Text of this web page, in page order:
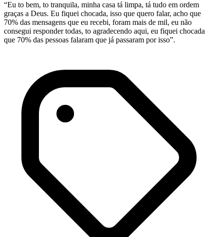
“Eu to bem, to tranquila, minha casa tá limpa, tá tudo em ordem
graças a Deus. Eu fiquei chocada, isso que quero falar, acho que
70% das mensagens que eu recebi, foram mais de mil, eu não
consegui responder todas, to agradecendo aqui, eu fiquei chocada
que 70% das pessoas falaram que já passaram por isso”.